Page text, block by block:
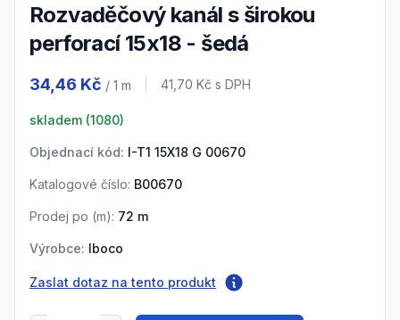
Rozvaděčový kanál s širokou
perforací 15x18 - šedá
34,46 Kč / 1 m Cena s DPH
41,70 Kč s DPH
skladem (1080)
Objednací kód: I-T1 15X18 G 00670
Katalogové číslo: B00670
Prodej po (m): 72 m
Výrobce: Iboco
Zaslat dotaz na tento produkt